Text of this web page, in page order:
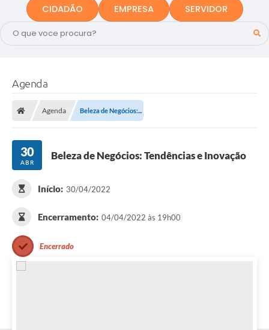
CIDADÃO EMPRESA SERVIDOR
Agenda
Agenda Beleza de Negócios:...
30
ABR
Beleza de Negócios: Tendências e Inovação
Início: 30/04/2022
Encerramento: 04/04/2022 às 19h00
Encerrado